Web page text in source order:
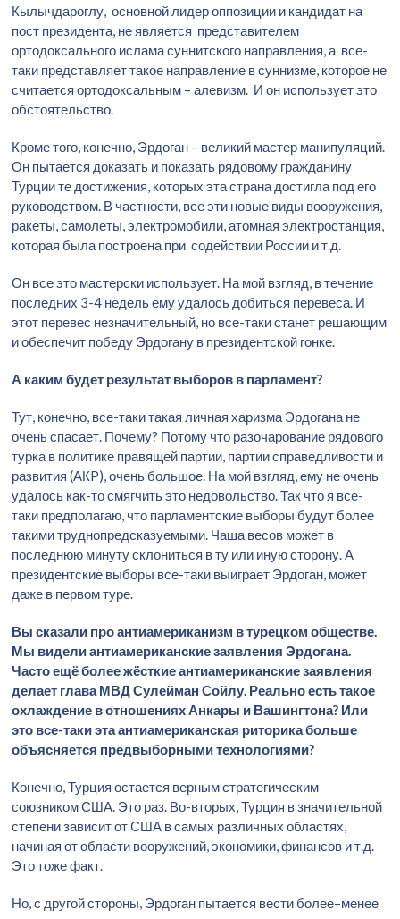
Кылычдароглу, основной лидер оппозиции и кандидат на
пост президента, не является представителем
ортодоксального ислама суннитского направления, а все-
таки представляет такое направление в суннизме, которое не
считается ортодоксальным – алевизм. И он использует это
обстоятельство.
Кроме того, конечно, Эрдоган – великий мастер манипуляций.
Он пытается доказать и показать рядовому гражданину
Турции те достижения, которых эта страна достигла под его
руководством. В частности, все эти новые виды вооружения,
ракеты, самолеты, электромобили, атомная электростанция,
которая была построена при содействии России и т.д.
Он все это мастерски использует. На мой взгляд, в течение
последних 3-4 недель ему удалось добиться перевеса. И
этот перевес незначительный, но все-таки станет решающим
и обеспечит победу Эрдогану в президентской гонке.
А каким будет результат выборов в парламент?
Тут, конечно, все-таки такая личная харизма Эрдогана не
очень спасает. Почему? Потому что разочарование рядового
турка в политике правящей партии, партии справедливости и
развития (АКP), очень большое. На мой взгляд, ему не очень
удалось как-то смягчить это недовольство. Так что я все-
таки предполагаю, что парламентские выборы будут более
такими труднопредсказуемыми. Чаша весов может в
последнюю минуту склониться в ту или иную сторону. А
президентские выборы все-таки выиграет Эрдоган, может
даже в первом туре.
Вы сказали про антиамериканизм в турецком обществе.
Мы видели антиамериканские заявления Эрдогана.
Часто ещё более жёсткие антиамериканские заявления
делает глава МВД Сулейман Сойлу. Реально есть такое
охлаждение в отношениях Анкары и Вашингтона? Или
это все-таки эта антиамериканская риторика больше
объясняется предвыборными технологиями?
Конечно, Турция остается верным стратегическим
союзником США. Это раз. Во-вторых, Турция в значительной
степени зависит от США в самых различных областях,
начиная от области вооружений, экономики, финансов и т.д.
Это тоже факт.
Но, с другой стороны, Эрдоган пытается вести более–менее